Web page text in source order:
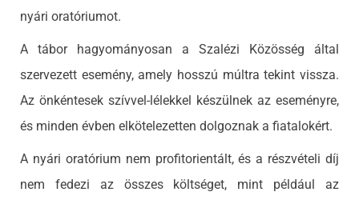
nyári oratóriumot.
A tábor hagyományosan a Szalézi Közösség által
szervezett esemény, amely hosszú múltra tekint vissza.
Az önkéntesek szívvel-lélekkel készülnek az eseményre,
és minden évben elkötelezetten dolgoznak a fiatalokért.
A nyári oratórium nem profitorientált, és a részvételi díj
nem fedezi az összes költséget, mint például az